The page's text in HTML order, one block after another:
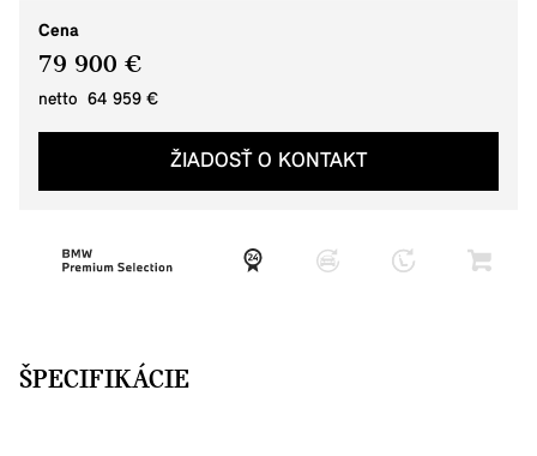
Cena
79 900 €
netto 64 959 €
ŽIADOSŤ O KONTAKT
ŠPECIFIKÁCIE